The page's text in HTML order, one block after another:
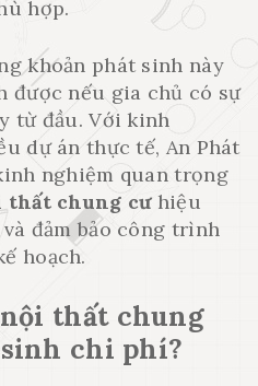
hợp.
khoản phát sinh này
được nếu gia chủ có sự
từ đầu. Với kinh
dự án thực tế, An Phát
nghiệm quan trọng
chung cưhiệu
đảm bảo công trình
hoạch.
thất chung
chi phí?